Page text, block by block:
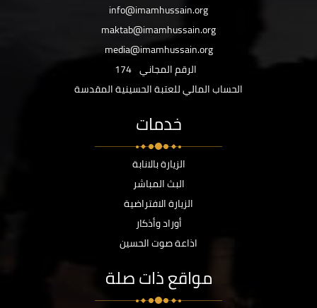
info@imamhussain.org
maktab@imamhussain.org
media@imamhussain.org
الرقم المجاني 174
الحساب المالي للعتبة الحسينية المقدسة
خدمات
الزيارة بالانابة
البث المباشر
الزيارة الافتراضية
أوراد وأذكار
اذاعة صوت الحسين
مواقع ذات صلة